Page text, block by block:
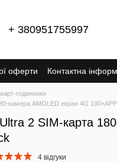
+ 380951755997
оферти
Контактна
годинники
камера AMOLED екран 4G
2 SIM-карта
4 відгуки